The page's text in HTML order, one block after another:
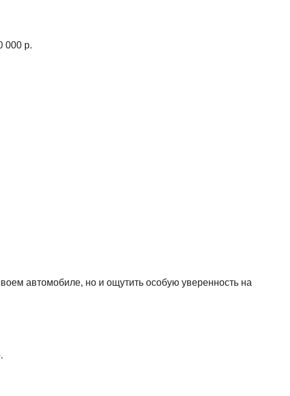
000 р.
автомобиле, но и ощутить особую уверенность на